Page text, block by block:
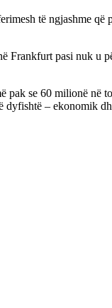
të ngjashme që
Frankfurt pasi nuk u
se 60 milionë në
dyfishtë – ekonomik